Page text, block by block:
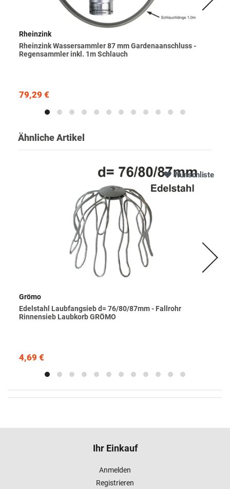
Rheinzink
Rheinzink Wassersammler 87 mm Gardenaanschluss -
Regensammler inkl. 1m Schlauch
79,29 €
Ähnliche Artikel
Wunschliste
Grömo
Edelstahl Laubfangsieb d= 76/80/87mm - Fallrohr
Rinnensieb Laubkorb GRÖMO
4,69 €
Ihr Einkauf
Anmelden
Registrieren